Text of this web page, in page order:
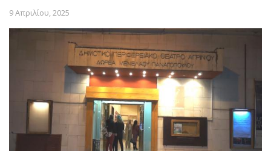
9 Απριλίου, 2025